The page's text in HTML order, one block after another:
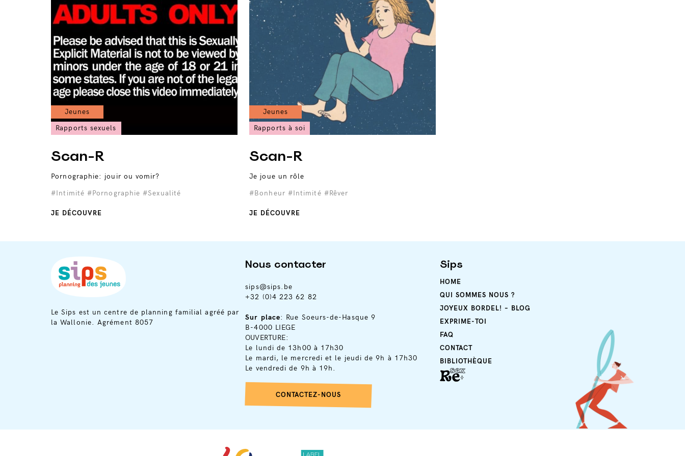
Jeunes
Rapports sexuels
Scan-R
Pornographie: jouir ou vomir?
#Intimité #Pornographie #Sexualité
JE DÉCOUVRE
Jeunes
Rapports à soi
Scan-R
Je joue un rôle
#Bonheur #Intimité #Rêver
JE DÉCOUVRE
Le Sips est un centre de planning familial agréé par
la Wallonie. Agrément 8057
Nous contacter
sips@sips.be
+32 (0)4 223 62 82
Sur place: Rue Soeurs-de-Hasque 9
B-4000 LIEGE
OUVERTURE:
Le lundi de 13h00 à 17h30
Le mardi, le mercredi et le jeudi de 9h à 17h30
Le vendredi de 9h à 19h.
CONTACTEZ-NOUS
Sips
HOME
QUI SOMMES NOUS ?
JOYEUX BORDEL! – BLOG
EXPRIME-TOI
FAQ
CONTACT
BIBLIOTHÈQUE